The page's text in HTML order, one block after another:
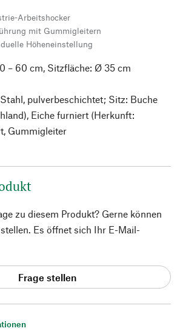
Arbeitshocker
mit Gummigleitern
Höheneinstellung
– 60 cm, Sitzfläche: Ø 35 cm
pulverbeschichtet; Sitz: Buche
Eiche furniert (Herkunft:
Gummigleiter
zu diesem Produkt? Gerne können
Es öffnet sich Ihr E-Mail-
Frage stellen